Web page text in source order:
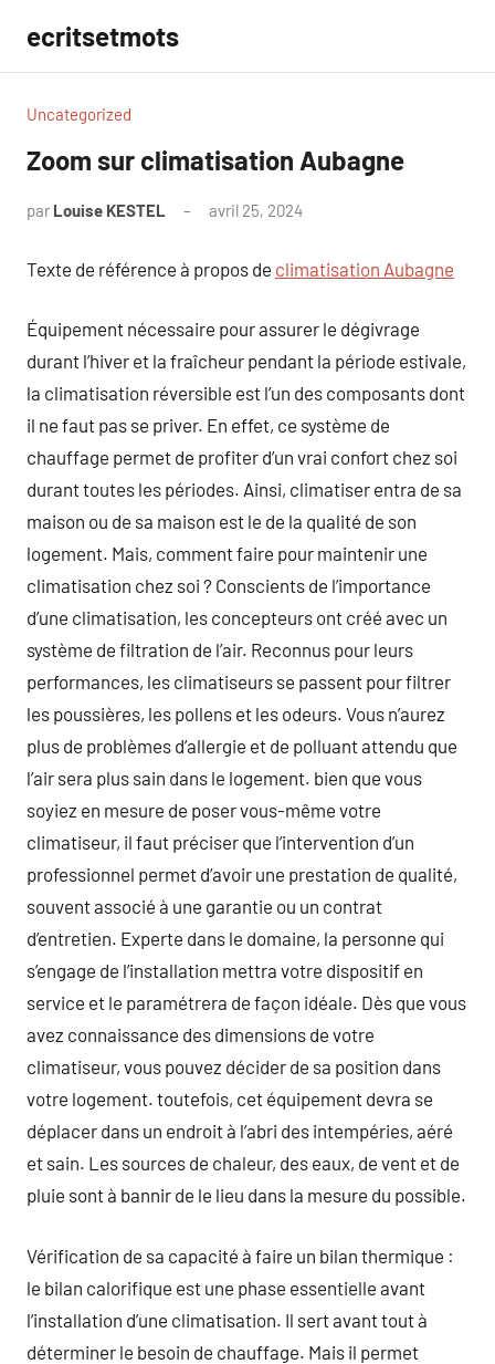
contenu
ecritsetmots
Uncategorized
Zoom sur climatisation Aubagne
par Louise KESTEL avril 25, 2024
Texte de référence à propos de climatisation Aubagne
Équipement nécessaire pour assurer le dégivrage
durant l’hiver et la fraîcheur pendant la période estivale,
la climatisation réversible est l’un des composants dont
il ne faut pas se priver. En effet, ce système de
chauffage permet de profiter d’un vrai confort chez soi
durant toutes les périodes. Ainsi, climatiser entra de sa
maison ou de sa maison est le de la qualité de son
logement. Mais, comment faire pour maintenir une
climatisation chez soi ? Conscients de l’importance
d’une climatisation, les concepteurs ont créé avec un
système de filtration de l’air. Reconnus pour leurs
performances, les climatiseurs se passent pour filtrer
les poussières, les pollens et les odeurs. Vous n’aurez
plus de problèmes d’allergie et de polluant attendu que
l’air sera plus sain dans le logement. bien que vous
soyiez en mesure de poser vous-même votre
climatiseur, il faut préciser que l’intervention d’un
professionnel permet d’avoir une prestation de qualité,
souvent associé à une garantie ou un contrat
d’entretien. Experte dans le domaine, la personne qui
s’engage de l’installation mettra votre dispositif en
service et le paramétrera de façon idéale. Dès que vous
avez connaissance des dimensions de votre
climatiseur, vous pouvez décider de sa position dans
votre logement. toutefois, cet équipement devra se
déplacer dans un endroit à l’abri des intempéries, aéré
et sain. Les sources de chaleur, des eaux, de vent et de
pluie sont à bannir de le lieu dans la mesure du possible.
Vérification de sa capacité à faire un bilan thermique :
le bilan calorifique est une phase essentielle avant
l’installation d’une climatisation. Il sert avant tout à
déterminer le besoin de chauffage. Mais il permet